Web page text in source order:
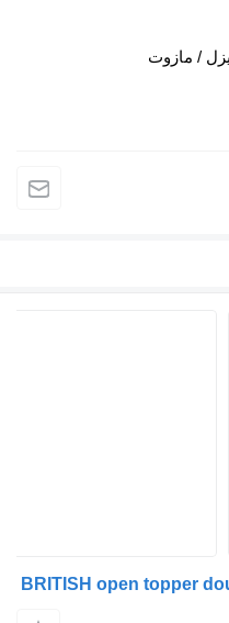
/ مازوت
BRITISH open topper